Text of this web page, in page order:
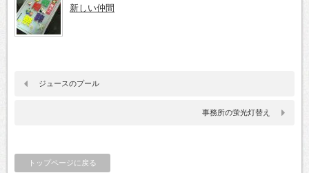
新しい仲間
ジュースのプール
事務所の蛍光灯替え
トップページに戻る